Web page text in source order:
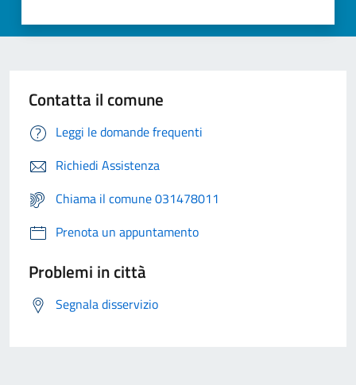
Contatta il comune
Leggi le domande frequenti
Richiedi Assistenza
Chiama il comune 031478011
Prenota un appuntamento
Problemi in città
Segnala disservizio